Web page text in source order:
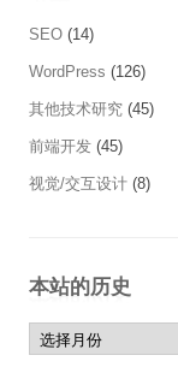
SEO (14)
WordPress (126)
其他技术研究 (45)
前端开发 (45)
视觉/交互设计 (8)
本站的历史
本站的历史